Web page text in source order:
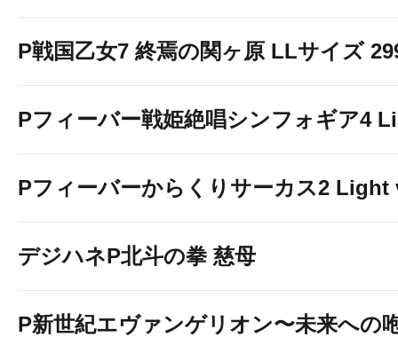
P戦国乙女7 終焉の関ヶ原 LLサイズ
Pフィーバー戦姫絶唱シンフォギア4
Pフィーバーからくりサーカス2 Light
デジハネP北斗の拳 慈母
P新世紀エヴァンゲリオン〜未来への